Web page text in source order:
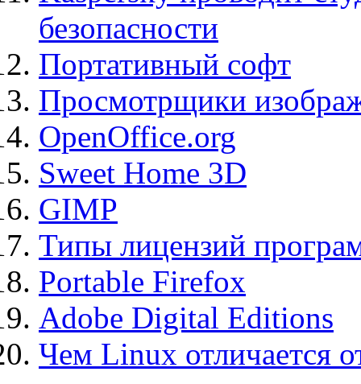
безопасности
Портативный софт
Просмотрщики
OpenOffice.org
Sweet Home 3D
GIMP
Типы лицензий
Portable Firefox
Adobe Digital Editions
Чем Linux отличается